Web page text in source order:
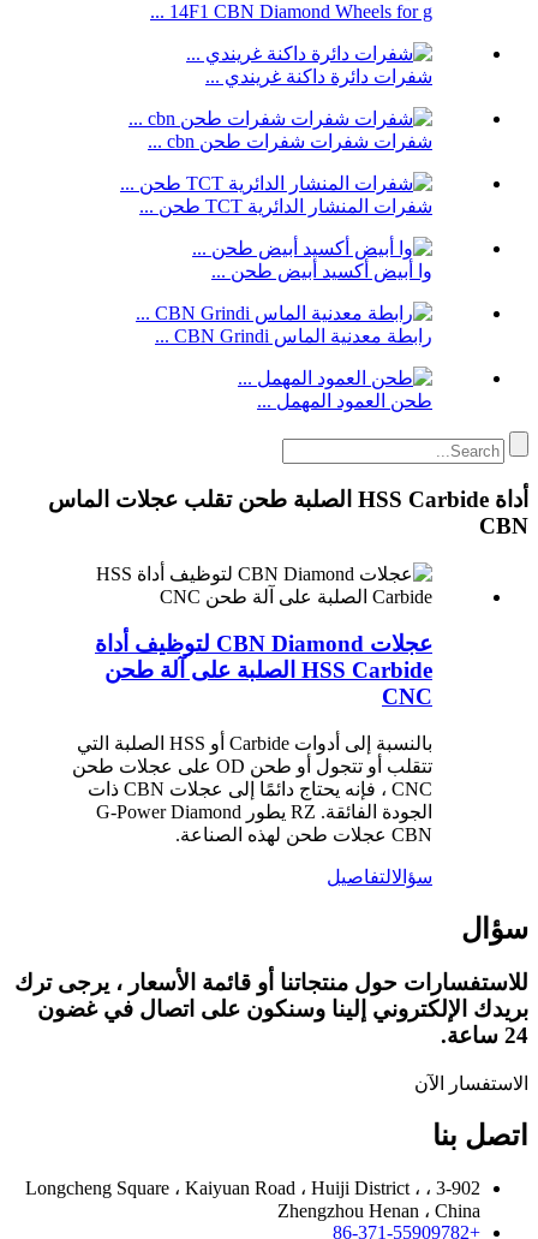
14F1 CBN Diamond Wheels for g ...
شفرات دائرة داكنة غريندي ...
شفرات شفرات شفرات طحن cbn ...
شفرات المنشار الدائرية TCT طحن ...
وا أبيض أكسيد أبيض طحن ...
رابطة معدنية الماس CBN Grindi ...
طحن العمود المهمل ...
أداة HSS Carbide الصلبة طحن تقلب عجلات الماس
CBN
عجلات CBN Diamond لتوظيف أداة
HSS Carbide الصلبة على آلة طحن
CNC
بالنسبة إلى أدوات Carbide أو HSS الصلبة التي
تتقلب أو تتجول أو طحن OD على عجلات طحن
CNC ، فإنه يحتاج دائمًا إلى عجلات CBN ذات
الجودة الفائقة. RZ يطور G-Power Diamond
CBN عجلات طحن لهذه الصناعة.
سؤالالتفاصيل
سؤال
للاستفسارات حول منتجاتنا أو قائمة الأسعار ، يرجى ترك
بريدك الإلكتروني إلينا وسنكون على اتصال في غضون
24 ساعة.
الاستفسار الآن
اتصل بنا
3-902 ، Longcheng Square ، Kaiyuan Road ، Huiji District ،
Zhengzhou Henan ، China
+86-371-55909782